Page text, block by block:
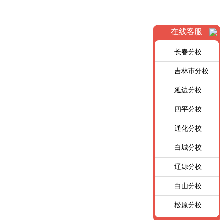
在线客服
长春分校
吉林市分校
延边分校
四平分校
通化分校
白城分校
辽源分校
白山分校
松原分校